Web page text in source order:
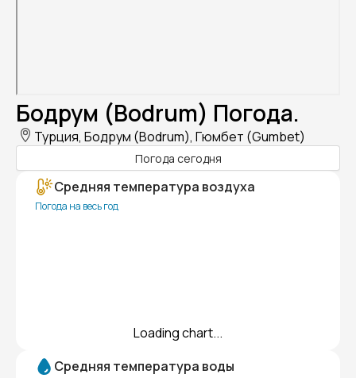
Бодрум (Bodrum) Погода.
Турция, Бодрум (Bodrum), Гюмбет (Gumbet)
Погода сегодня
Средняя температура воздуха
Погода на весь год
Loading chart...
Средняя температура воды